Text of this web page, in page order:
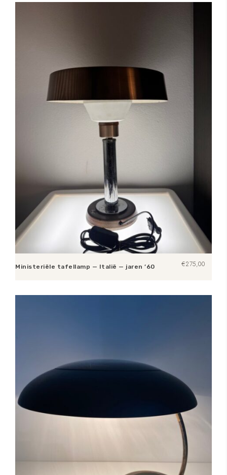
Ministeriële tafellamp — Italië — jaren ’60 €275,00